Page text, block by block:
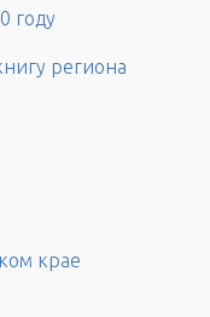
году
региона
крае